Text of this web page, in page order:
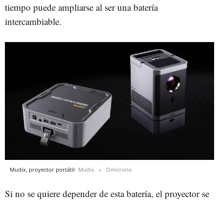
tiempo puede ampliarse al ser una batería
intercambiable.
Mudix, proyector portátil Mudix Omicrono
Si no se quiere depender de esta batería, el proyector se